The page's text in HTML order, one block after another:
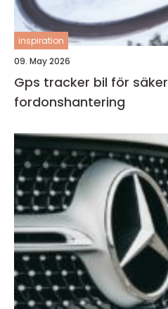
inspiration
09. May 2026
Gps tracker bil för
fordonshantering